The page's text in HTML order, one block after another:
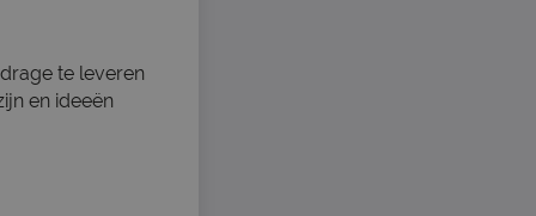
te leveren
en ideeën